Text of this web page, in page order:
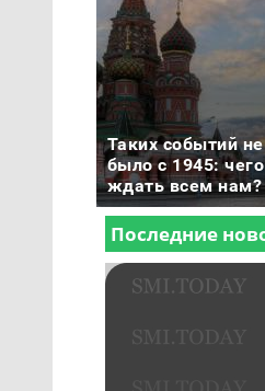
Таких событий не
было с 1945: чего
ждать всем нам?